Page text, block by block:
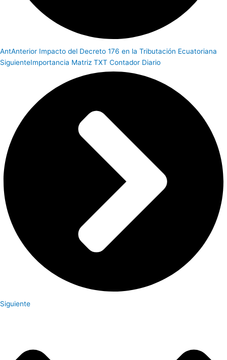
AntAnterior Impacto del Decreto 176 en la Tributación Ecuatoriana
SiguienteImportancia Matriz TXT Contador Diario
Siguiente